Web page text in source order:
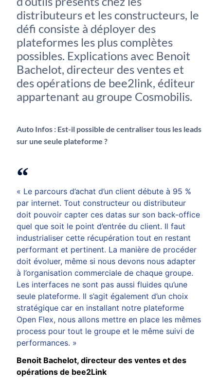
distributeurs et les constructeurs, le
défi consiste à déployer des
plateformes les plus complètes
possibles. Explications avec Benoit
Bachelot, directeur des ventes et
des opérations de bee2link, éditeur
appartenant au groupe Cosmobilis.
Auto Infos : Est-il possible de centraliser tous les leads
sur une seule plateforme ?
« Le parcours d’achat d’un client débute à 95 %
par internet. Tout constructeur ou distributeur
doit pouvoir capter ces datas sur son back-office
quel que soit le point d’entrée du client. Il faut
industrialiser cette récupération tout en restant
performant et pertinent. La manière de procéder
doit évoluer, même si nous devons nous adapter
à l’organisation commerciale de chaque groupe.
Les interfaces ne sont pas aussi fluides qu’une
seule plateforme. Il s’agit également d’un choix
stratégique car en installant notre plateforme
Open Flex, nous allons mettre en place les mêmes
process pour tout le groupe et le même suivi de
performances. »
Benoit Bachelot, directeur des ventes et des
opérations de bee2Link